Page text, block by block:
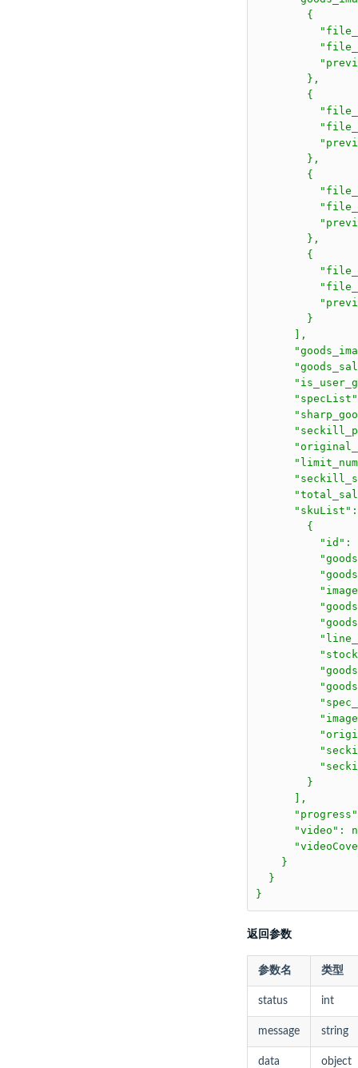
        {
        },
        {
        },
        {
        },
        {
        }
      ],
        {
"id":
        }
      ],
"video":
    }
  }
}
返回参数
参数名 类型
status int
message string
data object